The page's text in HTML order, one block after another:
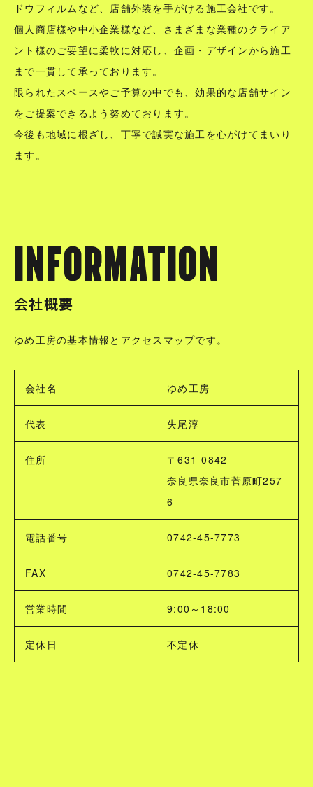
ドウフィルムなど、店舗外装を手がける施工会社です。
個人商店様や中小企業様など、さまざまな業種のクライア
ント様のご要望に柔軟に対応し、企画・デザインから施工
まで一貫して承っております。
限られたスペースやご予算の中でも、効果的な店舗サイン
をご提案できるよう努めております。
今後も地域に根ざし、丁寧で誠実な施工を心がけてまいり
ます。
INFORMATION
会社概要
ゆめ工房の基本情報とアクセスマップです。
会社名 ゆめ工房
代表 失尾淳
住所
〒631-0842
奈良県奈良市菅原町257-
6
電話番号 0742-45-7773
FAX 0742-45-7783
営業時間 9:00～18:00
定休日 不定休